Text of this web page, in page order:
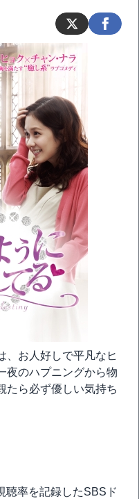
、お人好しで平凡なヒ
夜のハプニングから物
たら必ず優しい気持ち
聴率を記録したSBSド